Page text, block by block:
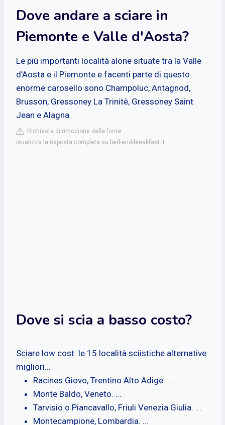
Dove andare a sciare in
Piemonte e Valle d'Aosta?
Le più importanti località alone situate tra la Valle
d'Aosta e il Piemonte e facenti parte di questo
enorme carosello sono Champoluc, Antagnod,
Brusson, Gressoney La Trinitè, Gressoney Saint
Jean e Alagna.
Richiesta di rimozione della fonte
isualizza la risposta completa su bed-and-breakfast.it
Dove si scia a basso costo?
Sciare low cost: le 15 località sciistiche alternative
migliori...
Racines Giovo, Trentino Alto Adige. ...
Monte Baldo, Veneto. ...
Tarvisio o Piancavallo, Friuli Venezia Giulia. ...
Montecampione, Lombardia. ...